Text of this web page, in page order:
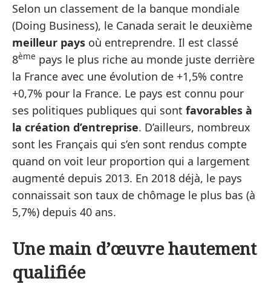
Selon un classement de la banque mondiale
(Doing Business), le Canada serait le deuxième
meilleur pays où entreprendre. Il est classé
8ème pays le plus riche au monde juste derrière
la France avec une évolution de +1,5% contre
+0,7% pour la France. Le pays est connu pour
ses politiques publiques qui sont favorables à
la création d’entreprise. D’ailleurs, nombreux
sont les Français qui s’en sont rendus compte
quand on voit leur proportion qui a largement
augmenté depuis 2013. En 2018 déjà, le pays
connaissait son taux de chômage le plus bas (à
5,7%) depuis 40 ans.
Une main d’œuvre hautement
qualifiée